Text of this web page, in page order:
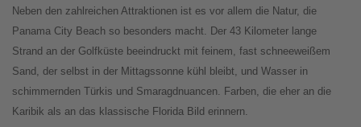
Neben den zahlreichen Attraktionen ist es vor allem die Natur, die
Panama City Beach so besonders macht. Der 43 Kilometer lange
Strand an der Golfküste beeindruckt mit feinem, fast schneeweißem
Sand, der selbst in der Mittagssonne kühl bleibt, und Wasser in
schimmernden Türkis und Smaragdnuancen. Farben, die eher an die
Karibik als an das klassische Florida Bild erinnern.